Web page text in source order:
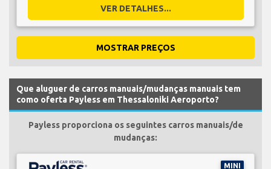
VER DETALHES...
MOSTRAR PREÇOS
Que aluguer de carros manuais/mudanças manuais tem
como oferta Payless em Thessaloniki Aeroporto?
Payless proporciona os seguintes carros manuais/de
mudanças:
MINI